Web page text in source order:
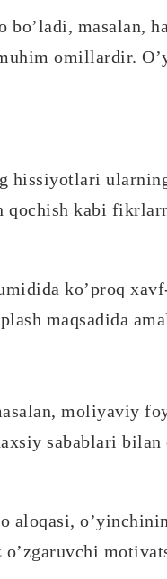
bo’ladi,
omillardir.
hissiyotlari
kabi
ko’proq
maqsadida
moliyaviy
sabablari
aloqasi,
o’zgaruvchi